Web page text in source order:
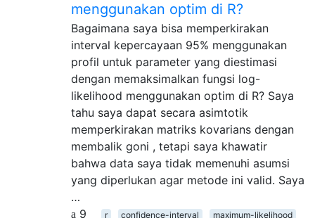
menggunakan optim di R?
Bagaimana saya bisa memperkirakan
interval kepercayaan 95% menggunakan
profil untuk parameter yang diestimasi
dengan memaksimalkan fungsi log-
likelihood menggunakan optim di R? Saya
tahu saya dapat secara asimtotik
memperkirakan matriks kovarians dengan
membalik goni , tetapi saya khawatir
bahwa data saya tidak memenuhi asumsi
yang diperlukan agar metode ini valid. Saya
…
9
r confidence-interval
maximum-likelihood